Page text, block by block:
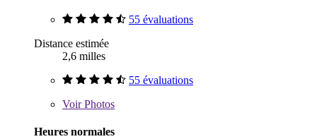
55 évaluations
Distance estimée
2,6 milles
55 évaluations
VoirPhotos
Heures normales